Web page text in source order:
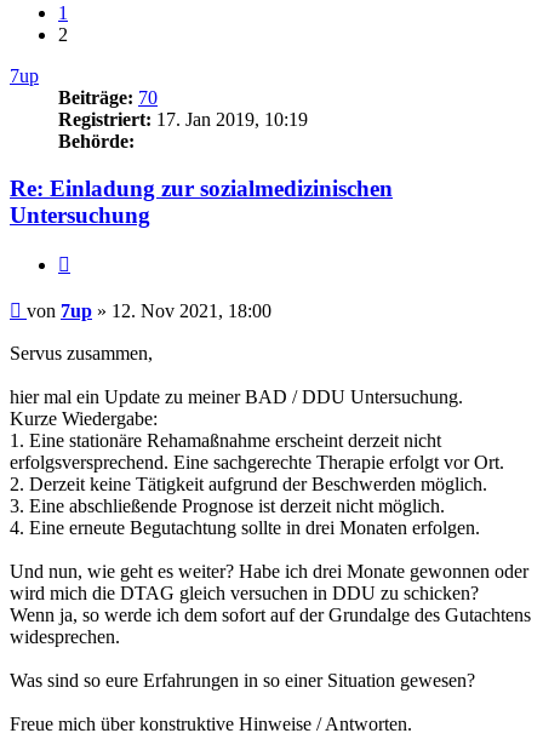
1
2
7up
Beiträge: 70
Registriert: 17. Jan 2019, 10:19
Behörde:
Re: Einladung zur sozialmedizinischen
Untersuchung
Beitrag
von 7up » 12. Nov 2021, 18:00
Servus zusammen,
hier mal ein Update zu meiner BAD / DDU Untersuchung.
Kurze Wiedergabe:
1. Eine stationäre Rehamaßnahme erscheint derzeit nicht
erfolgsversprechend. Eine sachgerechte Therapie erfolgt vor Ort.
2. Derzeit keine Tätigkeit aufgrund der Beschwerden möglich.
3. Eine abschließende Prognose ist derzeit nicht möglich.
4. Eine erneute Begutachtung sollte in drei Monaten erfolgen.
Und nun, wie geht es weiter? Habe ich drei Monate gewonnen oder
wird mich die DTAG gleich versuchen in DDU zu schicken?
Wenn ja, so werde ich dem sofort auf der Grundalge des Gutachtens
widesprechen.
Was sind so eure Erfahrungen in so einer Situation gewesen?
Freue mich über konstruktive Hinweise / Antworten.